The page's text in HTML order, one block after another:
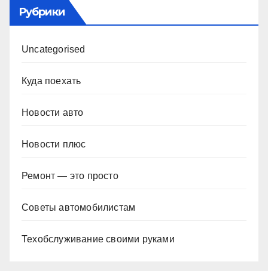
Рубрики
Uncategorised
Куда поехать
Новости авто
Новости плюс
Ремонт — это просто
Советы автомобилистам
Техобслуживание своими руками